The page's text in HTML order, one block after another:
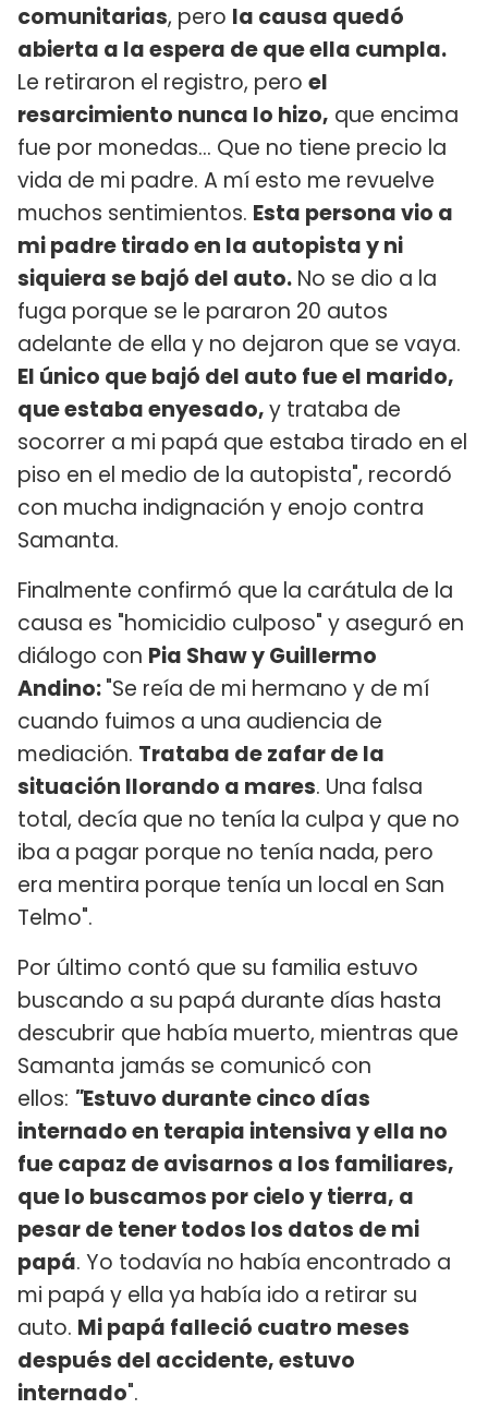
comunitarias, pero la causa quedó
abierta a la espera de que ella cumpla.
Le retiraron el registro, pero el
resarcimiento nunca lo hizo, que encima
fue por monedas… Que no tiene precio la
vida de mi padre. A mí esto me revuelve
muchos sentimientos. Esta persona vio a
mi padre tirado en la autopista y ni
siquiera se bajó del auto. No se dio a la
fuga porque se le pararon 20 autos
adelante de ella y no dejaron que se vaya.
El único que bajó del auto fue el marido,
que estaba enyesado,y trataba de
socorrer a mi papá que estaba tirado en el
piso en el medio de la autopista", recordó
con mucha indignación y enojo contra
Samanta.
Finalmente confirmó que la carátula de la
causa es "homicidio culposo" y aseguró en
diálogo con Pia Shaw y Guillermo
Andino:"Se reía de mi hermano y de mí
cuando fuimos a una audiencia de
mediación. Trataba de zafar de la
situación llorando a mares. Una falsa
total, decía que no tenía la culpa y que no
iba a pagar porque no tenía nada, pero
era mentira porque tenía un local en San
Telmo".
Por último contó que su familia estuvo
buscando a su papá durante días hasta
descubrir que había muerto, mientras que
Samanta jamás se comunicó con
ellos: "Estuvo durante cinco días
internado en terapia intensiva y ella no
fue capaz de avisarnos a los familiares,
que lo buscamos por cielo y tierra, a
pesar de tener todos los datos de mi
papá. Yo todavía no había encontrado a
mi papá y ella ya había ido a retirar su
auto. Mi papá falleció cuatro meses
después del accidente, estuvo
internado".